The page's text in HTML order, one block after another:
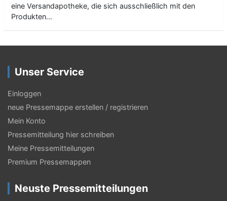
eine Versandapotheke, die sich ausschließlich mit den
Produkten…
Unser Service
Einloggen
neue Pressemappe erstellen / registrieren
Mein Konto
Pressemitteilung hier schreiben
Meine Pressemitteilungen
Premium Pressemappen
Neuste Pressemitteilungen